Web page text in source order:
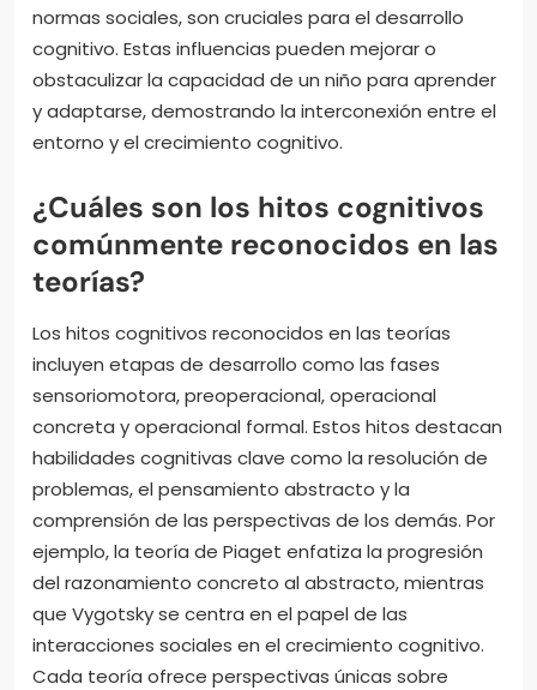
normas sociales, son cruciales para el desarrollo
cognitivo. Estas influencias pueden mejorar o
obstaculizar la capacidad de un niño para aprender
y adaptarse, demostrando la interconexión entre el
entorno y el crecimiento cognitivo.
¿Cuáles son los hitos cognitivos
comúnmente reconocidos en las
teorías?
Los hitos cognitivos reconocidos en las teorías
incluyen etapas de desarrollo como las fases
sensoriomotora, preoperacional, operacional
concreta y operacional formal. Estos hitos destacan
habilidades cognitivas clave como la resolución de
problemas, el pensamiento abstracto y la
comprensión de las perspectivas de los demás. Por
ejemplo, la teoría de Piaget enfatiza la progresión
del razonamiento concreto al abstracto, mientras
que Vygotsky se centra en el papel de las
interacciones sociales en el crecimiento cognitivo.
Cada teoría ofrece perspectivas únicas sobre